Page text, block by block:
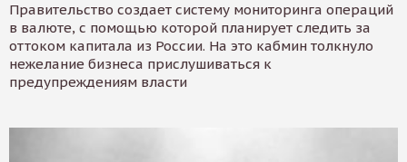
Правительство создает систему мониторинга операций
в валюте, с помощью которой планирует следить за
оттоком капитала из России. На это кабмин толкнуло
нежелание бизнеса прислушиваться к
предупреждениям власти